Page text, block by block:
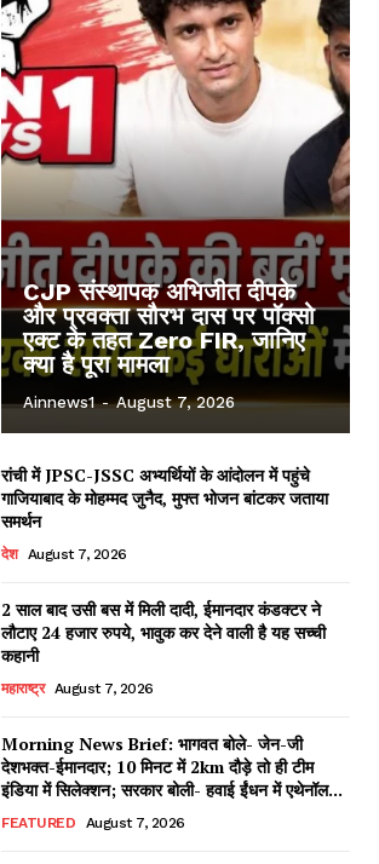
CJP संस्थापक अभिजीत दीपके
और प्रवक्ता सौरभ दास पर पॉक्सो
एक्ट के तहत Zero FIR, जानिए
क्या है पूरा मामला
Ainnews1 - August 7, 2026
रांची में JPSC-JSSC अभ्यर्थियों के आंदोलन में पहुंचे
गाजियाबाद के मोहम्मद जुनैद, मुफ्त भोजन बांटकर जताया
समर्थन
देश August 7, 2026
2 साल बाद उसी बस में मिली दादी, ईमानदार कंडक्टर ने
लौटाए 24 हजार रुपये, भावुक कर देने वाली है यह सच्ची
कहानी
महाराष्ट्र August 7, 2026
Morning News Brief: भागवत बोले- जेन-जी
देशभक्त-ईमानदार; 10 मिनट में 2km दौड़े तो ही टीम
इंडिया में सिलेक्शन; सरकार बोली- हवाई ईंधन में एथेनॉल...
FEATURED August 7, 2026